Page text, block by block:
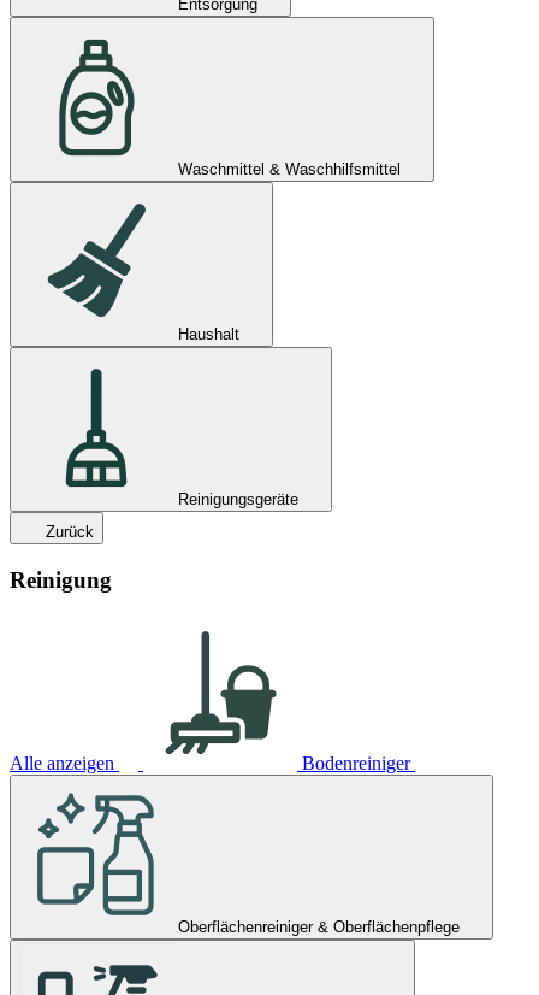
Entsorgung
Waschmittel & Waschhilfsmittel
Haushalt
Reinigungsgeräte
Zurück
Reinigung
Alle anzeigen Bodenreiniger
Oberflächenreiniger & Oberflächenpflege